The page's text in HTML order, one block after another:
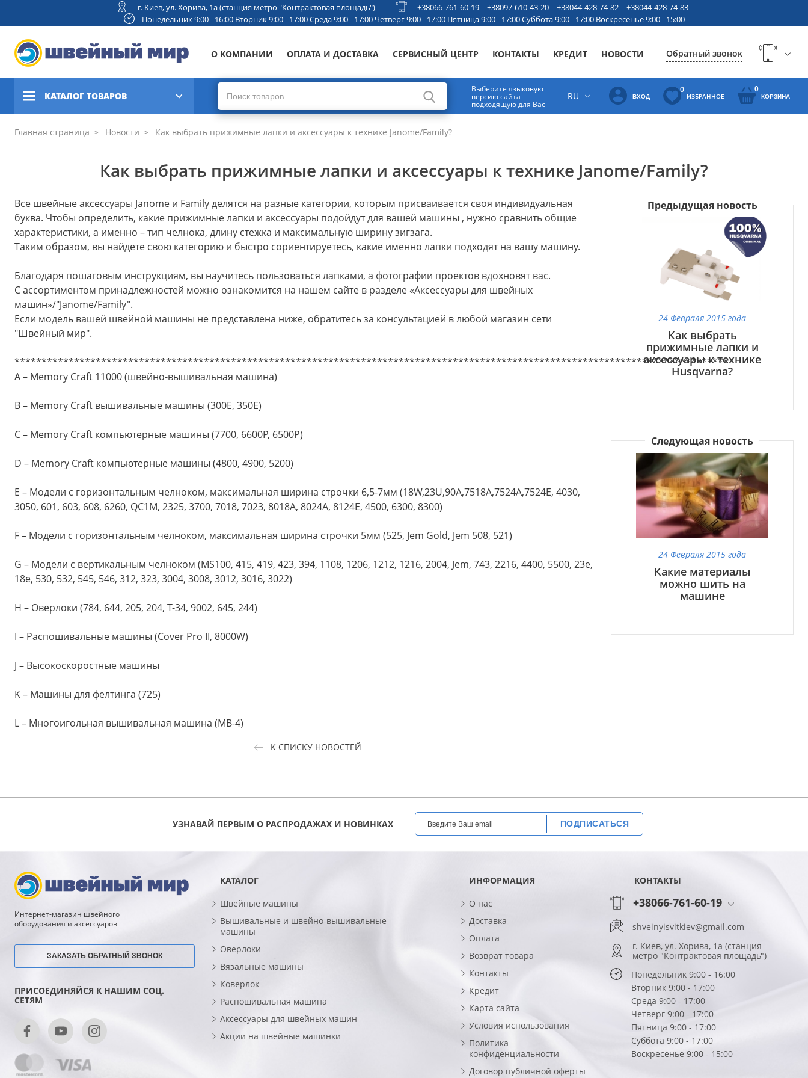
г. Киев, ул. Хорива, 1а (станция метро "Контрактовая площадь") +38066-761-60-19 +38097-610-43-20 +38044-428-74-82
+38044-428-74-83
Понедельник 9:00 - 16:00 Вторник 9:00 - 17:00 Среда 9:00 - 17:00 Четверг 9:00 - 17:00 Пятница 9:00 - 17:00 Суббота 9:00 - 17:00 Воскресенье 9:00 - 15:00
О КОМПАНИИ ОПЛАТА И ДОСТАВКА СЕРВИСНЫЙ ЦЕНТР КОНТАКТЫ КРЕДИТ НОВОСТИ Обратный звонок
КАТАЛОГ ТОВАРОВ
Швейные машины
Вышивальные и швейно-
вышивальные машины
Коверлоки, оверлоки,
плоскошовные машины
Вязальные машины
Аксессуары
Бренды
Выберите языковую
версию сайта
подходящую для Вас
RU ВХОД
0
ИЗБРАННОЕ
0
КОРЗИНА
Главная страница Новости Как выбрать прижимные лапки и аксессуары к технике Janome/Family?
Как выбрать прижимные лапки и аксессуары к технике Janome/Family?
Все швейные аксессуары Janome и Family делятся на разные категории, которым присваивается своя индивидуальная
буква. Чтобы определить, какие прижимные лапки и аксессуары подойдут для вашей машины , нужно сравнить общие
характеристики, а именно – тип челнока, длину стежка и максимальную ширину зигзага.
Таким образом, вы найдете свою категорию и быстро сориентируетесь, какие именно лапки подходят на вашу машину.
Благодаря пошаговым инструкциям, вы научитесь пользоваться лапками, а фотографии проектов вдохновят вас.
С ассортиментом принадлежностей можно ознакомится на нашем сайте в разделе «Аксессуары для швейных
машин»/"Janome/Family".
Если модель вашей швейной машины не представлена ниже, обратитесь за консультацией в любой магазин сети
"Швейный мир".
************************************************************************************************************************************
A – Memory Craft 11000 (швейно-вышивальная машина)
B – Memory Craft вышивальные машины (300E, 350E)
C – Memory Craft компьютерные машины (7700, 6600Р, 6500Р)
D – Memory Craft компьютерные машины (4800, 4900, 5200)
E – Модели с горизонтальным челноком, максимальная ширина строчки 6,5-7мм (18W,23U,90A,7518A,7524A,7524E, 4030,
3050, 601, 603, 608, 6260, QC1M, 2325, 3700, 7018, 7023, 8018A, 8024A, 8124E, 4500, 6300, 8300)
F – Модели с горизонтальным челноком, максимальная ширина строчки 5мм (525, Jem Gold, Jem 508, 521)
G – Модели с вертикальным челноком (MS100, 415, 419, 423, 394, 1108, 1206, 1212, 1216, 2004, Jem, 743, 2216, 4400, 5500, 23e,
18e, 530, 532, 545, 546, 312, 323, 3004, 3008, 3012, 3016, 3022)
H – Оверлоки (784, 644, 205, 204, T-34, 9002, 645, 244)
I – Распошивальные машины (Cover Pro II, 8000W)
J – Высокоскоростные машины
K – Машины для фелтинга (725)
L – Многоигольная вышивальная машина (MB-4)
К СПИСКУ НОВОСТЕЙ
Предыдущая новость
24 Февраля 2015 года
Как выбрать
прижимные лапки и
аксессуары к технике
Husqvarna?
Следующая новость
24 Февраля 2015 года
Какие материалы
можно шить на
машине
УЗНАВАЙ ПЕРВЫМ О РАСПРОДАЖАХ И НОВИНКАХ ПОДПИСАТЬСЯ
Интернет-магазин швейного
оборудования и аксессуаров
ЗАКАЗАТЬ ОБРАТНЫЙ ЗВОНОК
ПРИСОЕДИНЯЙСЯ К НАШИМ СОЦ.
СЕТЯМ
КАТАЛОГ
Швейные машины
Вышивальные и швейно-вышивальные
машины
Оверлоки
Вязальные машины
Коверлок
Распошивальная машина
Аксессуары для швейных машин
Акции на швейные машинки
ИНФОРМАЦИЯ
О нас
Доставка
Оплата
Возврат товара
Контакты
Кредит
Карта сайта
Условия использования
Политика
конфиденциальности
Договор публичной оферты
КОНТАКТЫ
+38066-761-60-19
shveinyisvitkiev@gmail.com
г. Киев, ул. Хорива, 1а (станция
метро "Контрактовая площадь")
Понедельник 9:00 - 16:00
Вторник 9:00 - 17:00
Среда 9:00 - 17:00
Четверг 9:00 - 17:00
Пятница 9:00 - 17:00
Суббота 9:00 - 17:00
Воскресенье 9:00 - 15:00